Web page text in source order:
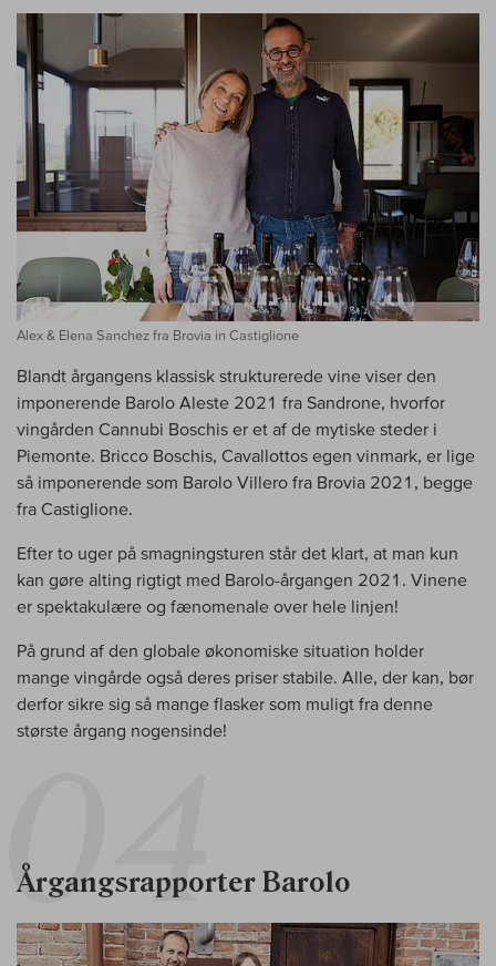
Alex & Elena Sanchez fra Brovia in Castiglione
Blandt årgangens klassisk strukturerede vine viser den
imponerende Barolo Aleste 2021 fra Sandrone, hvorfor
vingården Cannubi Boschis er et af de mytiske steder i
Piemonte. Bricco Boschis, Cavallottos egen vinmark, er lige
så imponerende som Barolo Villero fra Brovia 2021, begge
fra Castiglione.
Efter to uger på smagningsturen står det klart, at man kun
kan gøre alting rigtigt med Barolo-årgangen 2021. Vinene
er spektakulære og fænomenale over hele linjen!
På grund af den globale økonomiske situation holder
mange vingårde også deres priser stabile. Alle, der kan, bør
derfor sikre sig så mange flasker som muligt fra denne
største årgang nogensinde!
Årgangsrapporter Barolo